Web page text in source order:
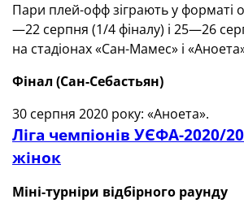
Пари плей-офф зіграють у форматі
—22 серпня (1/4 фіналу) і 25—26
на стадіонах «Сан-Мамес» і
Фінал (Сан-Себастьян)
30 серпня 2020 року: «Аноета».
Ліга чемпіонів УЄФА-2020/
жінок
Міні-турніри відбірного раунду